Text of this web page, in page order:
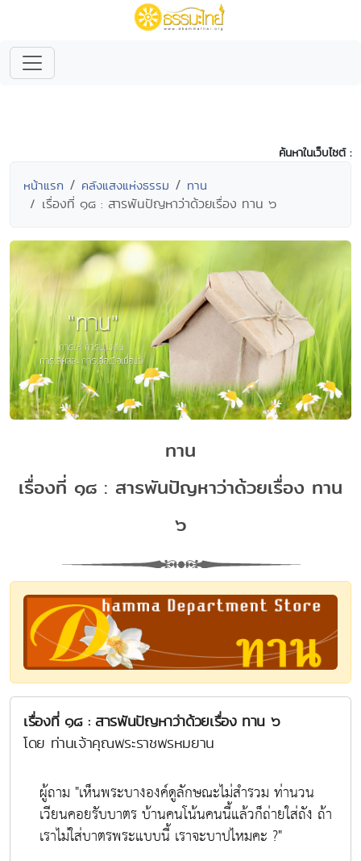
ค้นหาในเว็บไซต์ :
หน้าแรก คลังแสงแห่งธรรม ทาน
เรื่องที่ ๑๘ : สารพันปัญหาว่าด้วยเรื่อง ทาน ๖
ทาน
เรื่องที่ ๑๘ : สารพันปัญหาว่าด้วยเรื่อง ทาน
๖
เรื่องที่ ๑๘ : สารพันปัญหาว่าด้วยเรื่อง ทาน ๖
โดย ท่านเจ้าคุณพระราชพรหมยาน
ผู้ถาม "เห็นพระบางองค์ดูลักษณะไม่สำรวม ท่านวน
เวียนคอยรับบาตร บ้านคนโน้นคนนี้แล้วก็ถ่ายใส่ถัง ถ้า
เราไม่ใส่บาตรพระแบบนี้ เราจะบาปไหมคะ ?"